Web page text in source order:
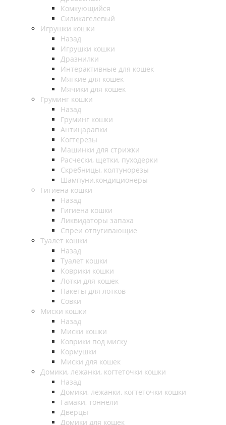
Комкующийся
Силикагелевый
Игрушки кошки
Назад
Игрушки кошки
Дразнилки
Интерактивные для кошек
Мягкие для кошек
Мячики для кошек
Груминг кошки
Назад
Груминг кошки
Антицарапки
Когтерезы
Машинки для стрижки
Расчески, щетки, пуходерки
Скребницы, колтунорезы
Шампуни,кондиционеры
Гигиена кошки
Назад
Гигиена кошки
Ликвидаторы запаха
Спреи отпугивающие
Туалет кошки
Назад
Туалет кошки
Коврики кошки
Лотки для кошек
Пакеты для лотков
Совки
Миски кошки
Назад
Миски кошки
Коврики под миску
Кормушки
Миски для кошек
Домики, лежанки, когтеточки кошки
Назад
Домики, лежанки, когтеточки кошки
Гамаки, тоннели
Дверцы
Домики для кошек